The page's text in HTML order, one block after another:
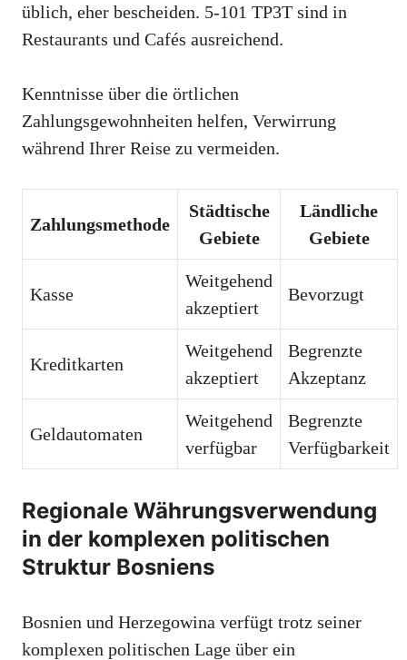
üblich, eher bescheiden. 5-101 TP3T sind in
Restaurants und Cafés ausreichend.
Kenntnisse über die örtlichen
Zahlungsgewohnheiten helfen, Verwirrung
während Ihrer Reise zu vermeiden.
Zahlungsmethode
Städtische
Gebiete
Ländliche
Gebiete
Kasse
Weitgehend
akzeptiert
Bevorzugt
Kreditkarten
Weitgehend
akzeptiert
Begrenzte
Akzeptanz
Geldautomaten
Weitgehend
verfügbar
Begrenzte
Verfügbarkeit
Regionale Währungsverwendung
in der komplexen politischen
Struktur Bosniens
Bosnien und Herzegowina verfügt trotz seiner
komplexen politischen Lage über ein